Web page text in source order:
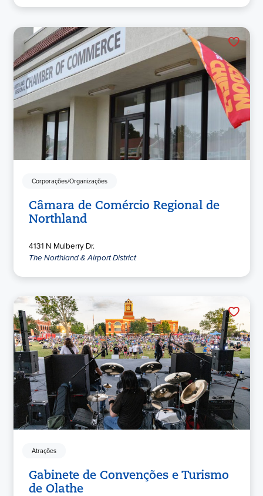
Corporações/Organizações
Câmara de Comércio Regional de
Northland
4131 N Mulberry Dr.
The Northland & Airport District
Atrações
Gabinete de Convenções e Turismo
de Olathe